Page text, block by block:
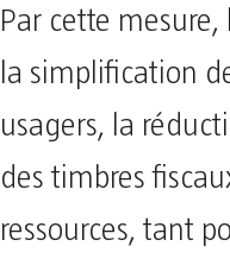
Par cette
la simplification
usagers, la
des timbres
ressources, tant